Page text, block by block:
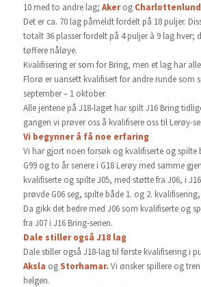
10 med to andre lag; Akerog
Det er ca. 70 lag påmeldt fordelt på 18 puljer.
totalt 36 plasser fordelt på 4 puljer à 9 lag hver;
tøffere nåløye.
Kvalifisering er som for Bring, men et lag har
Florø er uansett kvalifisert for andre runde som
september – 1 oktober.
Alle jentene på J18-laget har spilt J16 Bring
gangen vi prøver oss å kvalifisere oss til Lerøy-
Vi begynner å få noe erfaring
Vi har gjort noen forsøk og kvalifiserte og spilte
G99 og to år senere i G18 Lerøy med samme
kvalifiserte og spilte J05, med støtte fra J06, i
prøvde G06 seg, spilte både 1. og 2.
Da gikk det bedre med J06 som kvalifiserte og
fra J07 i J16 Bring-serien.
Dale stiller også J18 lag
Dale stiller også J18-lag til første kvalifisering i
Aksla ogStorhamar. Vi ønsker spillere og
helgen.